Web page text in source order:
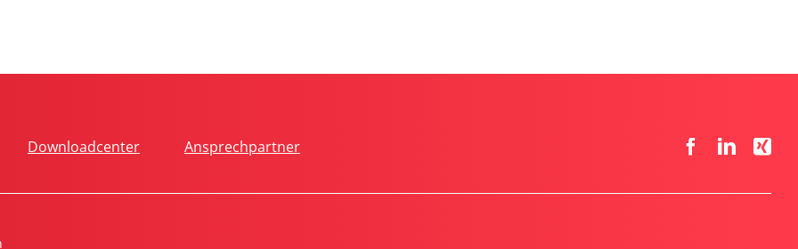
Downloadcenter Ansprechpartner